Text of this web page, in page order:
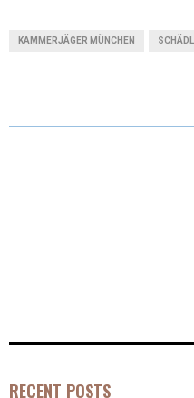
T O
KAMMERJÄGER MÜNCHEN
RECENT POSTS